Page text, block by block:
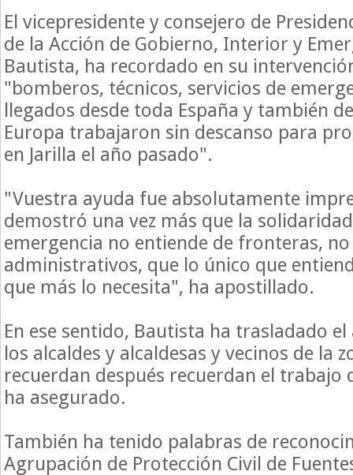
El vicepresidente y consejero de
de la Acción de Gobierno, Interior y
Bautista, ha recordado en su
"bomberos, técnicos, servicios de
llegados desde toda España y también
Europa trabajaron sin descanso para
en Jarilla el año pasado".
"Vuestra ayuda fue absolutamente
demostró una vez más que la
emergencia no entiende de fronteras,
administrativos, que lo único que
que más lo necesita", ha apostillado.
En ese sentido, Bautista ha trasladado
los alcaldes y alcaldesas y vecinos de la
recuerdan después recuerdan el trabajo
ha asegurado.
También ha tenido palabras de
Agrupación de Protección Civil de